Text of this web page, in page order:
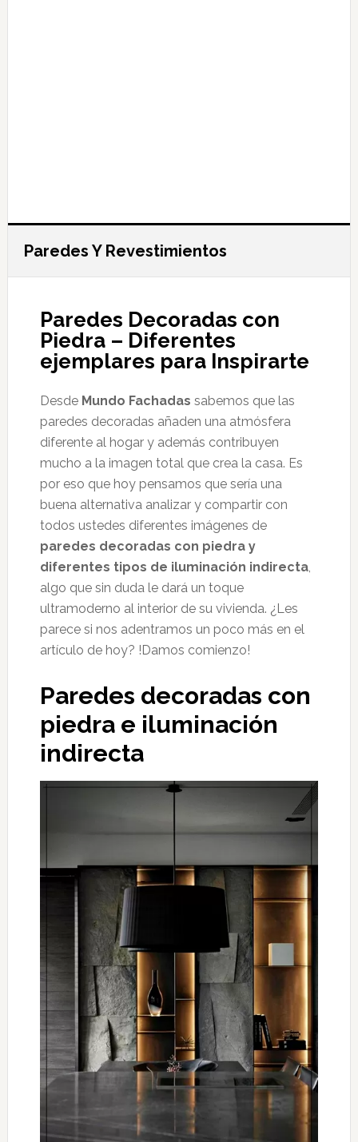
Paredes Y Revestimientos
Paredes Decoradas con
Piedra – Diferentes
ejemplares para Inspirarte
Desde Mundo Fachadas sabemos que las
paredes decoradas añaden una atmósfera
diferente al hogar y además contribuyen
mucho a la imagen total que crea la casa. Es
por eso que hoy pensamos que sería una
buena alternativa analizar y compartir con
todos ustedes diferentes imágenes de
paredes decoradas con piedra y
diferentes tipos de iluminación indirecta,
algo que sin duda le dará un toque
ultramoderno al interior de su vivienda. ¿Les
parece si nos adentramos un poco más en el
artículo de hoy? !Damos comienzo!
Paredes decoradas con
piedra e iluminación
indirecta